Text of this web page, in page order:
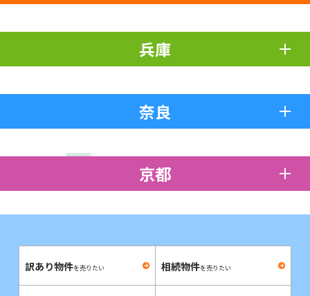
兵庫
奈良
京都
訳あり物件を売りたい 相続物件を売りたい